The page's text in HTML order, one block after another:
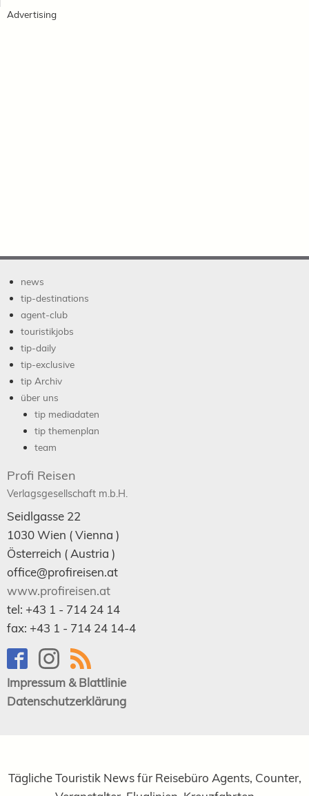
Advertising
news
tip-destinations
agent-club
touristikjobs
tip-daily
tip-exclusive
tip Archiv
über uns
tip mediadaten
tip themenplan
team
Profi Reisen
Verlagsgesellschaft m.b.H.
Seidlgasse 22
1030Wien ( Vienna )
Österreich (Austria )
office@profireisen.at
www.profireisen.at
tel: +43 1 - 714 24 14
fax: +43 1 - 714 24 14-4
Impressum & Blattlinie
Datenschutzerklärung
Tägliche Touristik News für Reisebüro Agents, Counter,